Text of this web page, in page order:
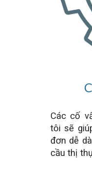
Các cố
tôi sẽ
đơn dễ
cầu thị